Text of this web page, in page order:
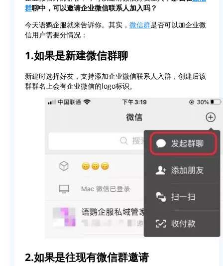
群聊中，可以邀请企业微信联系人加入吗？
今天语鹦企服就来告诉你。其实， 微信群是否可以加企业微
信用户需要分情况：
1.如果是新建微信群聊
新建时选择好友，支持添加企业微信联系人入群，创建后该
群群名上会有企业微信的logo标识。
2.如果是往现有微信群邀请